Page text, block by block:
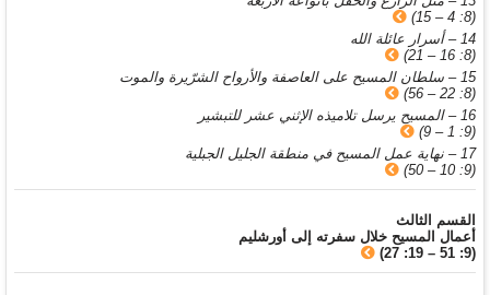
(8: 4 – 15)
14 – أسرار عائلة الله
(8: 16 – 21)
15 – سلطان المسيح على العاصفة والأرواح الشرّيرة والموت
(8: 22 – 56)
16 – المسيح يرسل تلاميذه الإثني عشر للتبشير
(9: 1 – 9)
17 – نهاية عمل المسيح في منطقة الجليل الجبلية
(9: 10 – 50)
القسم الثالث
أعمال المسيح خلال سفرته إلى أورشليم
(9: 51 – 19: 27)